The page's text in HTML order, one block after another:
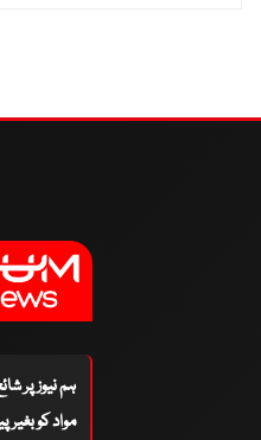
ہم نیوز پر
مواد کو